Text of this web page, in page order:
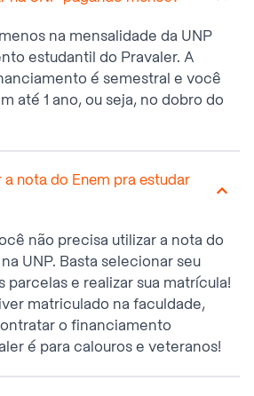
na mensalidade da UNP
estudantil do Pravaler. A
é semestral e você
até 1 ano, ou seja, no dobro do
nota do Enem pra estudar
não precisa utilizar a nota do
UNP. Basta selecionar seu
parcelas e realizar sua matrícula!
matriculado na faculdade,
o financiamento
é para calouros e veteranos!